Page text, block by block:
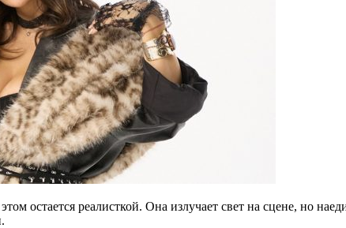
остается реалисткой. Она излучает свет на сцене, но